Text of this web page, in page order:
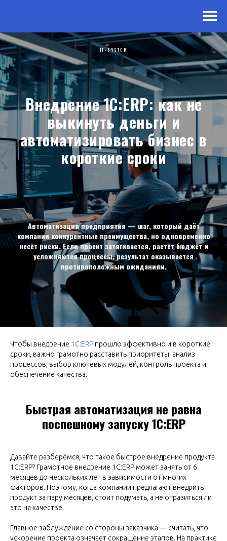
IT-SYSTEM
Внедрение 1С:ERP: как не
выкинуть деньги и
автоматизировать бизнес в
короткие сроки
Автоматизация предприятия — шаг, который даёт
компании конкурентные преимущества, но одновременно
несёт риски. Если проект затягивается, растёт бюджет и
усложняются процессы, результат оказывается
противоположным ожиданиям.
Чтобы внедрение 1С:ERP прошло эффективно и в короткие
сроки, важно грамотно расставить приоритеты: анализ
процессов, выбор ключевых модулей, контроль проекта и
обеспечение качества.
Быстрая автоматизация не равна
поспешному запуску 1С:ERP
Давайте разберёмся, что такое быстрое внедрение продукта
1С:ERP? Грамотное внедрение 1С:ERP может занять от 6
месяцев до нескольких лет в зависимости от многих
факторов. Поэтому, когда компании предлагают внедрить
продукт за пару месяцев, стоит подумать, а не отразиться ли
это на качестве.
Главное заблуждение со стороны заказчика — считать, что
ускорение проекта означает сокращение этапов. На практике